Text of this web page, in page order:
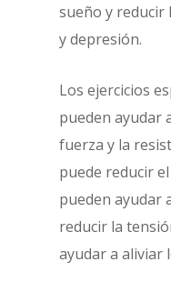
sueño y reducir
y depresión.
Los ejercicios
pueden ayudar
fuerza y la
puede reducir
pueden ayudar
reducir la
ayudar a aliviar